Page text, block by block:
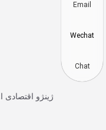
ژینژو اقتصادی
Email
Wechat
Chat